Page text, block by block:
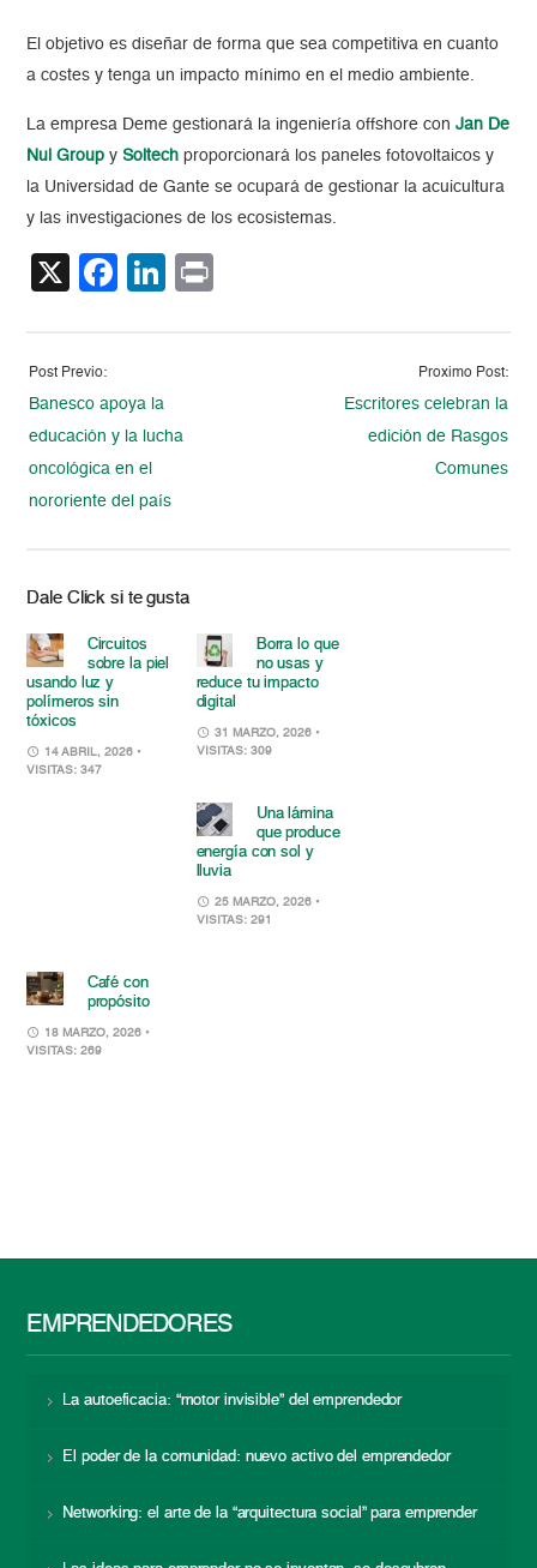
El objetivo es diseñar de forma que sea competitiva en cuanto
a costes y tenga un impacto mínimo en el medio ambiente.
La empresa Deme gestionará la ingeniería offshore conJan De
Nul Group y Soltech proporcionará los paneles fotovoltaicos y
la Universidad de Gante se ocupará de gestionar la acuicultura
y las investigaciones de los ecosistemas.
X Facebook
LinkedIn
Post Previo:
Banesco apoya la
educación y la lucha
oncológica en el
nororiente del país
Proximo Post:
Escritores celebran la
edición de Rasgos
Comunes
Dale Click si te gusta
Circuitos
sobre la piel
usando luz y
polímeros sin
tóxicos
14 ABRIL, 2026 •
VISITAS: 347
Borra lo que
no usas y
reduce tu impacto
digital
31 MARZO, 2026 •
VISITAS: 309
Una lámina
que produce
energía con sol y
lluvia
25 MARZO, 2026 •
VISITAS: 291
Café con
propósito
18 MARZO, 2026 •
VISITAS: 269
EMPRENDEDORES
La autoeficacia: “motor invisible” del emprendedor
El poder de la comunidad: nuevo activo del emprendedor
Networking: el arte de la “arquitectura social” para emprender